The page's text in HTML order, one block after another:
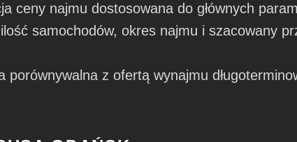
ceny najmu dostosowana do głównych
samochodów, okres najmu i szacowany
porównywalna z ofertą wynajmu